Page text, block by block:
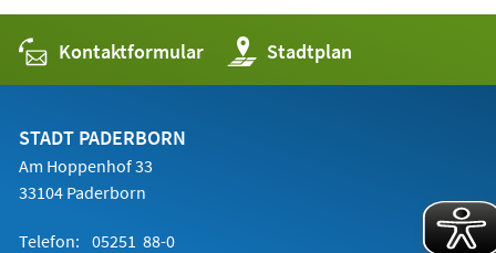
Kontaktformular Stadtplan
(Öffnet
in
einem
STADT PADERBORN
Am Hoppenhof 33
33104 Paderborn
Telefon: 05251 88-0